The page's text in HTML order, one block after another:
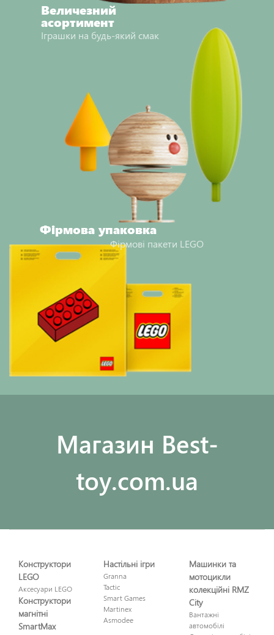
Величезний
асортимент
Іграшки на будь-який смак
Фірмова упаковка
Фірмові пакети LEGO
Maгазин Best-
toy.com.ua
Конструктори
LEGO
Аксесуари LEGO
Конструктори
магнітні
SmartMax
Настільні ігри
Granna
Tactic
Smart Games
Martinex
Asmodee
Машинки та
мотоцикли
колекційні RMZ
City
Вантажні
автомобілі